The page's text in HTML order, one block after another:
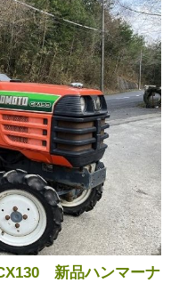
新品ハンマーナ